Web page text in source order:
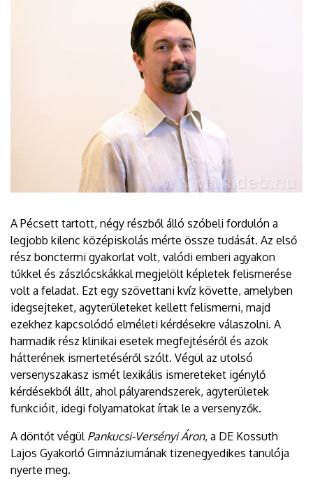
A Pécsett tartott, négy részből álló szóbeli fordulón a
legjobb kilenc középiskolás mérte össze tudását. Az első
rész bonctermi gyakorlat volt, valódi emberi agyakon
tűkkel és zászlócskákkal megjelölt képletek felismerése
volt a feladat. Ezt egy szövettani kvíz követte, amelyben
idegsejteket, agyterületeket kellett felismerni, majd
ezekhez kapcsolódó elméleti kérdésekre válaszolni. A
harmadik rész klinikai esetek megfejtéséről és azok
hátterének ismertetéséről szólt. Végül az utolsó
versenyszakasz ismét lexikális ismereteket igénylő
kérdésekből állt, ahol pályarendszerek, agyterületek
funkcióit, idegi folyamatokat írtak le a versenyzők.
A döntőt végül Pankucsi-Versényi Áron, a DE Kossuth
Lajos Gyakorló Gimnáziumának tizenegyedikes tanulója
nyerte meg.